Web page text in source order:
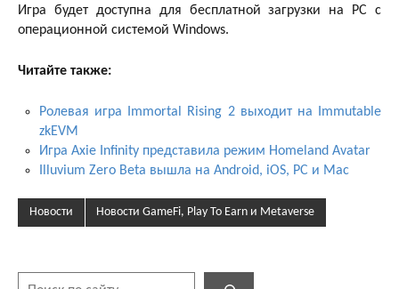
Игра будет доступна для бесплатной загрузки на PC с
операционной системой Windows.
Читайте также:
Ролевая игра Immortal Rising 2 выходит на Immutable
zkEVM
Игра Axie Infinity представила режим Homeland Avatar
Illuvium Zero Beta вышла на Android, iOS, PC и Mac
Новости Новости GameFi, Play To Earn и Metaverse